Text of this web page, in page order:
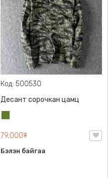
Код: 500530
Десант сорочкан цамц
79,000₮
Бэлэн байгаа